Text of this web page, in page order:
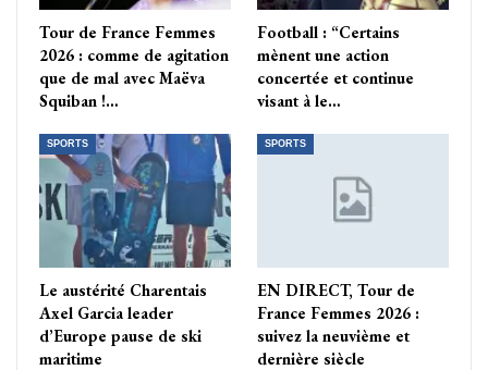
Tour de France Femmes
2026 : comme de agitation
que de mal avec Maëva
Squiban !…
Football : “Certains
mènent une action
concertée et continue
visant à le…
SPORTS
Le austérité Charentais
Axel Garcia leader
d’Europe pause de ski
maritime
SPORTS
EN DIRECT, Tour de
France Femmes 2026 :
suivez la neuvième et
dernière siècle